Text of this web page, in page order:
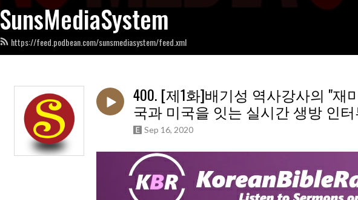
SunsMediaSystem
https://feed.podbean.com/sunsmediasystem/feed.xml
400. [제1화]배기성 역사강사의 "재
국과 미국을 잇는 실시간 생방 인
Sep 16, 2020